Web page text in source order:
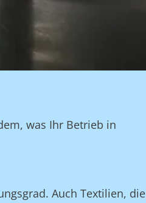
was Ihr Betrieb in
Auch Textilien, die